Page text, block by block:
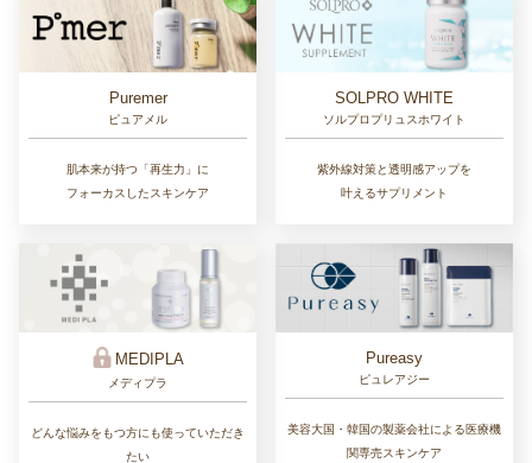
Puremer
ピュアメル
肌本来が持つ「再生力」に
フォーカスしたスキンケア
SOLPRO WHITE
ソルプロプリュスホワイト
紫外線対策と透明感アップを
叶えるサプリメント
MEDIPLA
メディプラ
どんな悩みをもつ方にも使っていただき
たい
Pureasy
ピュレアジー
美容大国・韓国の製薬会社による医療機
関専売スキンケア